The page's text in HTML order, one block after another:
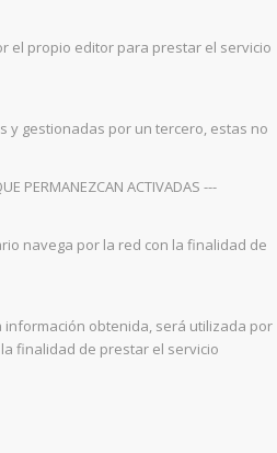
el propio editor para prestar el servicio
y gestionadas por un tercero, estas no
PERMANEZCAN ACTIVADAS ---
navega por la red con la finalidad de
información obtenida, será utilizada por
finalidad de prestar el servicio